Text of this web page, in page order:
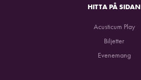
HITTA PÅ SIDAN
Acusticum Play
Biljetter
Evenemang